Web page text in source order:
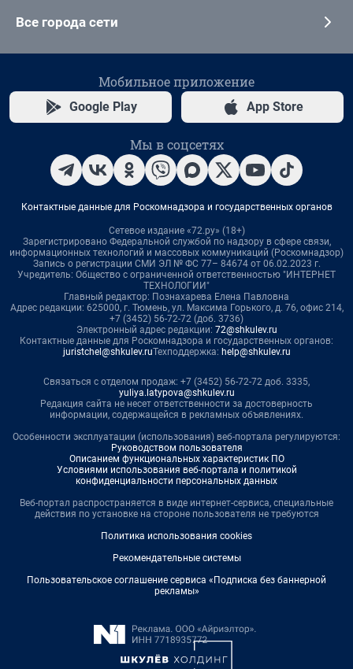
Все города сети
Мобильное приложение
Google Play App Store
Мы в соцсетях
Контактные данные для Роскомнадзора и государственных органов
Сетевое издание «72.ру» (18+)
Зарегистрировано Федеральной службой по надзору в сфере связи,
информационных технологий и массовых коммуникаций (Роскомнадзор)
Запись о регистрации СМИ ЭЛ № ФС 77– 84674 от 06.02.2023 г.
Учредитель: Общество с ограниченной ответственностью "ИНТЕРНЕТ
ТЕХНОЛОГИИ"
Главный редактор: Познахарева Елена Павловна
Адрес редакции: 625000, г. Тюмень, ул. Максима Горького, д. 76, офис 214,
+7 (3452) 56-72-72 (доб. 3736)
Электронный адрес редакции: 72@shkulev.ru
Контактные данные для Роскомнадзора и государственных органов:
juristchel@shkulev.ruТехподдержка: help@shkulev.ru
Связаться с отделом продаж: +7 (3452) 56-72-72 доб. 3335,
yuliya.latypova@shkulev.ru
Редакция сайта не несет ответственности за достоверность
информации, содержащейся в рекламных объявлениях.
Особенности эксплуатации (использования) веб-портала регулируются:
Руководством пользователя
Описанием функциональных характеристик ПО
Условиями использования веб-портала и политикой
конфиденциальности персональных данных
Веб-портал распространяется в виде интернет-сервиса, специальные
действия по установке на стороне пользователя не требуются
Политика использования cookies
Рекомендательные системы
Пользовательское соглашение сервиса «Подписка без баннерной
рекламы»